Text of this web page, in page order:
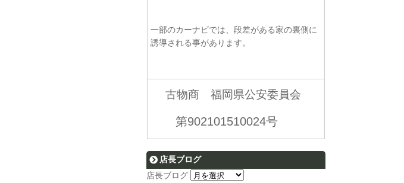
一部のカーナビでは、段差がある家の裏側に
誘導される事があります。
古物商 福岡県公安委員会
第902101510024号
店長ブログ
店長ブログ